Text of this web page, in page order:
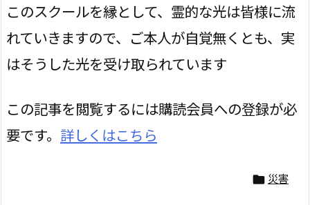
このスクールを縁として、霊的な光は皆様に流
れていきますので、ご本人が自覚無くとも、実
はそうした光を受け取られています
この記事を閲覧するには購読会員への登録が必
要です。 詳しくはこちら
 災害